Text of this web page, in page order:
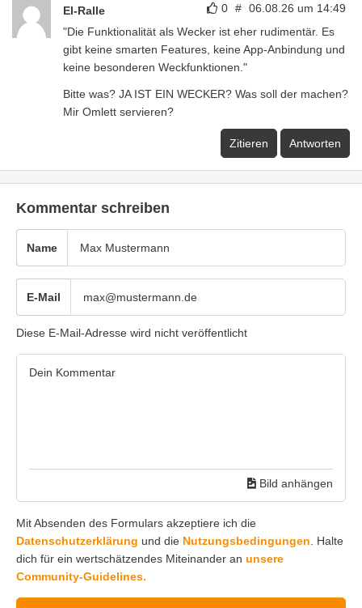
0 # 06.08.26 um 14:49
El-Ralle
"Die Funktionalität als Wecker ist eher rudimentär. Es
gibt keine smarten Features, keine App-Anbindung und
keine besonderen Weckfunktionen."
Bitte was? JA IST EIN WECKER? Was soll der machen?
Mir Omlett servieren?
Zitieren Antworten
Kommentar schreiben
Name
E-Mail
Diese E-Mail-Adresse wird nicht veröffentlicht
Bild anhängen
Mit Absenden des Formulars akzeptiere ich die
Datenschutzerklärung und die Nutzungsbedingungen . Halte
dich für ein wertschätzendes Miteinander an unsere
Community-Guidelines.